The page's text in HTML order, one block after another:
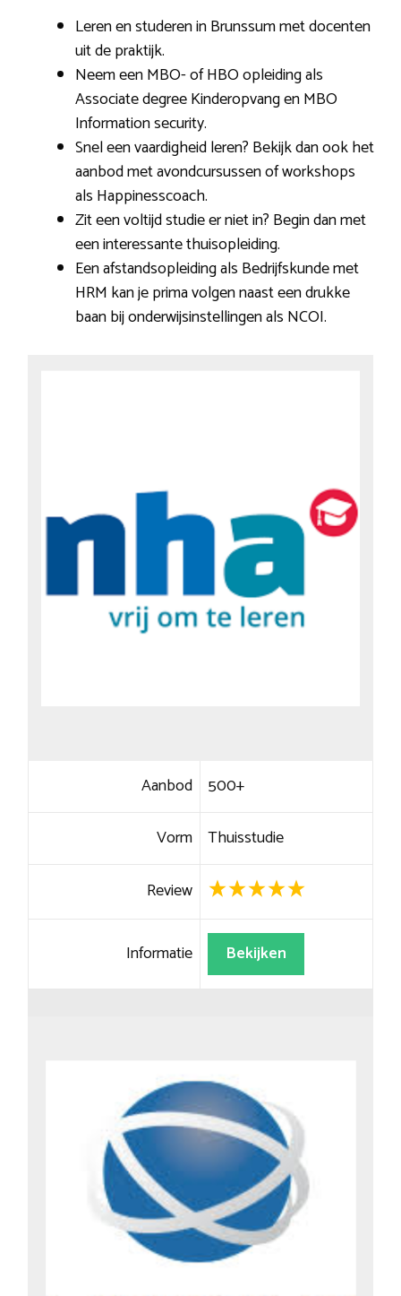
Leren en studeren in Brunssum met docenten
uit de praktijk.
Neem een MBO- of HBO opleiding als
Associate degree Kinderopvang en MBO
Information security.
Snel een vaardigheid leren? Bekijk dan ook het
aanbod met avondcursussen of workshops
als Happinesscoach.
Zit een voltijd studie er niet in? Begin dan met
een interessante thuisopleiding.
Een afstandsopleiding als Bedrijfskunde met
HRM kan je prima volgen naast een drukke
baan bij onderwijsinstellingen als NCOI.
Aanbod 500+
Vorm Thuisstudie
Review
Informatie Bekijken